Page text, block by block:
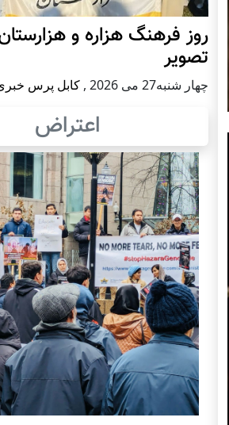
روز فرهنگ هزاره و
تصویر
چهار شنبه27 می 2026 , کابل پرس
اعتراض